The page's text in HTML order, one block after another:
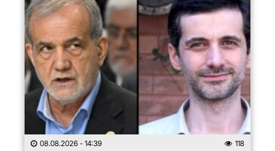
08.08.2026 - 14:39 118